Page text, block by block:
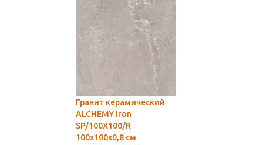
Гранит керамический
ALCHEMY Iron
SP/100X100/R
100x100x0,8 см